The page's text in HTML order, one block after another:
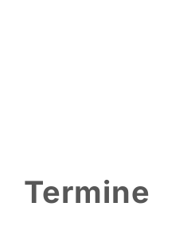
Termine